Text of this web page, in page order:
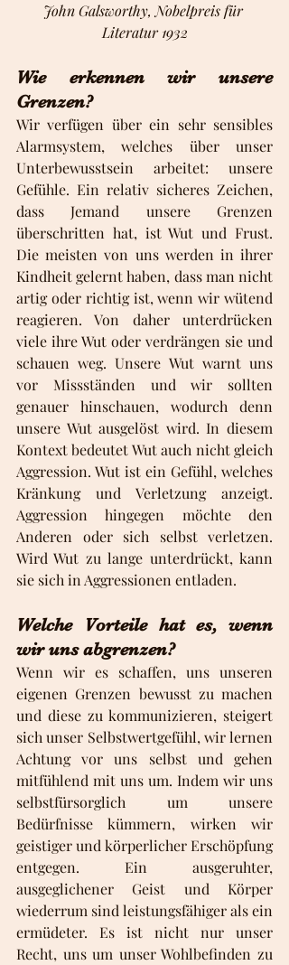
John Galsworthy, Nobelpreis für
Literatur 1932
Wie erkennen wir unsere
Grenzen?
Wir verfügen über ein sehr sensibles
Alarmsystem, welches über unser
Unterbewusstsein arbeitet: unsere
Gefühle. Ein relativ sicheres Zeichen,
dass Jemand unsere Grenzen
überschritten hat, ist Wut und Frust.
Die meisten von uns werden in ihrer
Kindheit gelernt haben, dass man nicht
artig oder richtig ist, wenn wir wütend
reagieren. Von daher unterdrücken
viele ihre Wut oder verdrängen sie und
schauen weg. Unsere Wut warnt uns
vor Missständen und wir sollten
genauer hinschauen, wodurch denn
unsere Wut ausgelöst wird. In diesem
Kontext bedeutet Wut auch nicht gleich
Aggression. Wut ist ein Gefühl, welches
Kränkung und Verletzung anzeigt.
Aggression hingegen möchte den
Anderen oder sich selbst verletzen.
Wird Wut zu lange unterdrückt, kann
sie sich in Aggressionen entladen.
Welche Vorteile hat es, wenn
wir uns abgrenzen?
Wenn wir es schaffen, uns unseren
eigenen Grenzen bewusst zu machen
und diese zu kommunizieren, steigert
sich unser Selbstwertgefühl, wir lernen
Achtung vor uns selbst und gehen
mitfühlend mit uns um. Indem wir uns
selbstfürsorglich um unsere
Bedürfnisse kümmern, wirken wir
geistiger und körperlicher Erschöpfung
entgegen. Ein ausgeruhter,
ausgeglichener Geist und Körper
wiederrum sind leistungsfähiger als ein
ermüdeter. Es ist nicht nur unser
Recht, uns um unser Wohlbefinden zu